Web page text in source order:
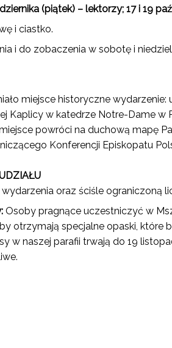
(piątek) – lektorzy; 17 i 19
i ciastko.
i do zobaczenia w sobotę i
miejsce historyczne
Kaplicy w katedrze Notre-Dame w
powróci na duchową mapę
Konferencji Episkopatu
oraz ściśle ograniczoną
Osoby pragnące uczestniczyć w
otrzymają specjalne opaski, które
w naszej parafii trwają do 19